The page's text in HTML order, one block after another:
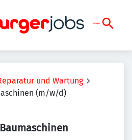
und Wartung
(m/w/d)